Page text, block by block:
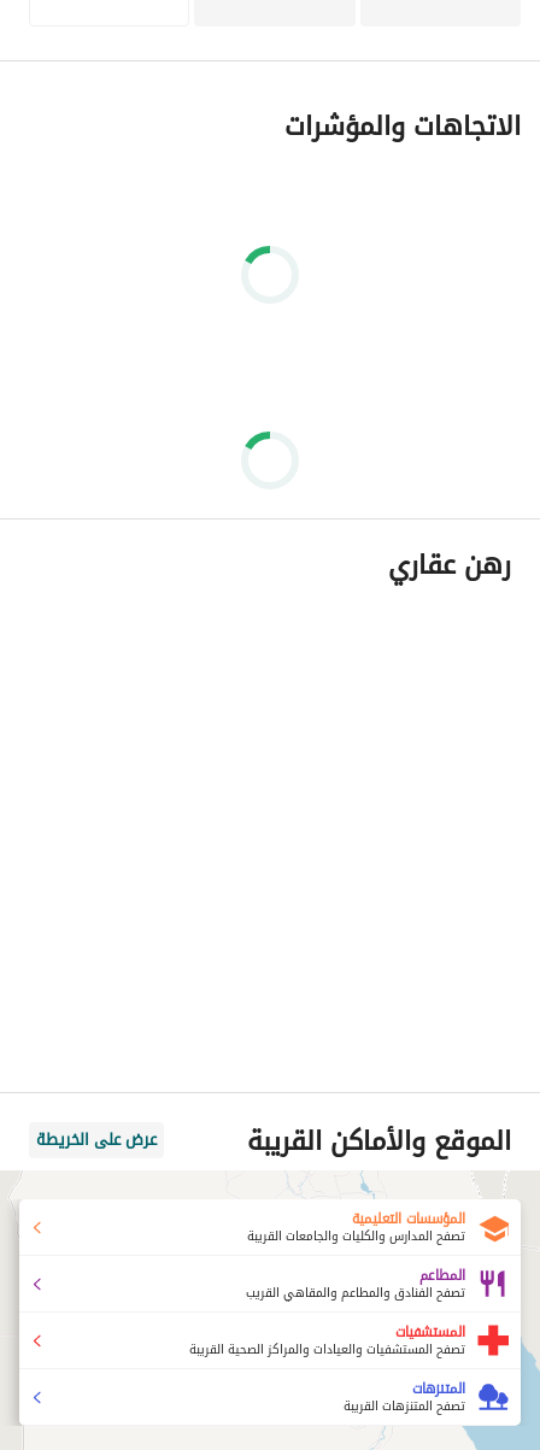
الاتجاهات والمؤشرات
رهن عقاري
الموقع والأماكن القريبة عرض على الخريطة
المؤسسات التعليمية
تصفح المدارس والكليات والجامعات القريبة
المطاعم
تصفح الفنادق والمطاعم والمقاهي القريب
المستشفيات
تصفح المستشفيات والعيادات والمراكز الصحية القريبة
المتنزهات
تصفح المتنزهات القريبة